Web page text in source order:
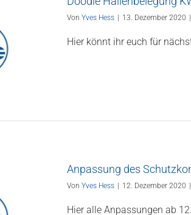
Von Yves Hess 13. Dezember 2020
Hier könnt ihr euch für
Anpassung des
Von Yves Hess | 12. Dezember 2020 |
Hier alle Anpassungen ab